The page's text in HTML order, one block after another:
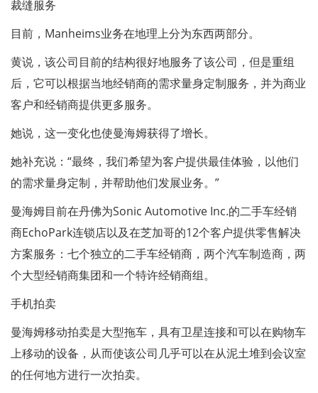
裁缝服务
目前，Manheims业务在地理上分为东西两部分。
黄说，该公司目前的结构很好地服务了该公司，但是重组
后，它可以根据当地经销商的需求量身定制服务，并为商业
客户和经销商提供更多服务。
她说，这一变化也使曼海姆获得了增长。
她补充说：“最终，我们希望为客户提供最佳体验，以他们
的需求量身定制，并帮助他们发展业务。”
曼海姆目前在丹佛为Sonic Automotive Inc.的二手车经销
商EchoPark连锁店以及在芝加哥的12个客户提供零售解决
方案服务：七个独立的二手车经销商，两个汽车制造商，两
个大型经销商集团和一个特许经销商组。
手机拍卖
曼海姆移动拍卖是大型拖车，具有卫星连接和可以在购物车
上移动的设备，从而使该公司几乎可以在从泥土堆到会议室
的任何地方进行一次拍卖。